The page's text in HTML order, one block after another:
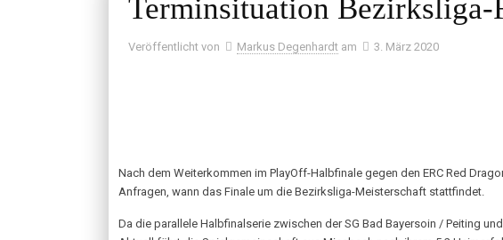
Terminsituation Bezirksliga-
Veröffentlicht von Markus Degenhardt am 3. März 2020
Nach dem Weiterkommen im PlayOff-Halbfinale gegen den ERC Red
Anfragen, wann das Finale um die Bezirksliga-Meisterschaft stattfindet.
Da die parallele Halbfinalserie zwischen der SG Bad Bayersoin / Peiting